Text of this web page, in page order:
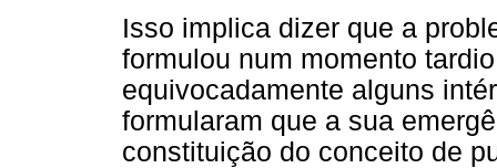
Isso implica dizer que a
formulou num momento
equivocadamente alguns
formularam que a sua
constituição do conceito de